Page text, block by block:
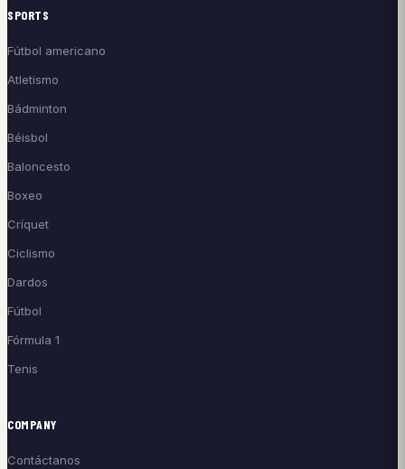
SPORTS
Fútbol americano
Atletismo
Bádminton
Béisbol
Baloncesto
Boxeo
Críquet
Ciclismo
Dardos
Fútbol
Fórmula 1
Tenis
COMPANY
Contáctanos